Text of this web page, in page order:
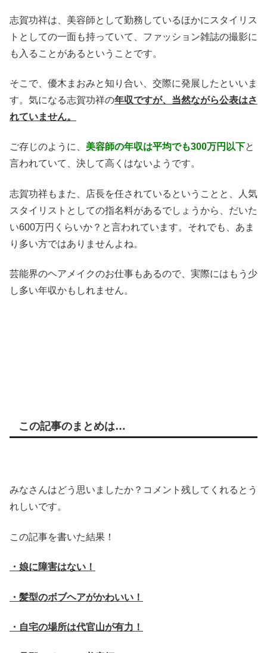
志賀功祥は、美容師として勤務しているほかにスタイリス
トとしての一面も持っていて、ファッション雑誌の撮影に
も入ることがあるということです。
そこで、優木まおみと知り合い、交際に発展したといいま
す。 気になる志賀功祥の年収ですが、当然ながら公表はさ
れていません。
ご存じのように、 美容師の年収は平均でも300万円以下と
言われていて、決して高くはないようです。
志賀功祥もまた、店長を任されているということと、人気
スタイリストとしての指名料があるでしょうから、だいた
い600万円くらいか？と言われています。 それでも、あま
り多い方ではありませんよね。
芸能界のヘアメイクのお仕事もあるので、実際にはもう少
し多い年収かもしれません。
この記事のまとめは…
みなさんはどう思いましたか？コメント残してくれるとう
れしいです。
この記事を書いた結果！
・娘に障害はない！
・髪型のボブヘアがかわいい！
・自宅の場所は代官山が有力！